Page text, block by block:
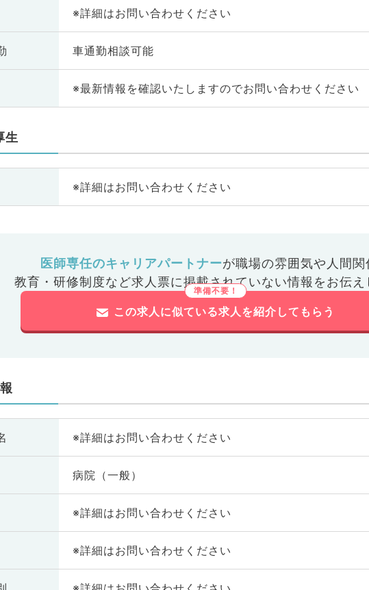
※詳細はお問い合わせください
車通勤相談可能
※最新情報を確認いたしますのでお問い合わせください
生
※詳細はお問い合わせください
医師専任のキャリアパートナーが職場の雰囲気や人間関
教育・研修制度など求人票に掲載されていない情報をお伝え
この求人に似ている求人を紹介してもらう
※詳細はお問い合わせください
病院（一般）
※詳細はお問い合わせください
※詳細はお問い合わせください